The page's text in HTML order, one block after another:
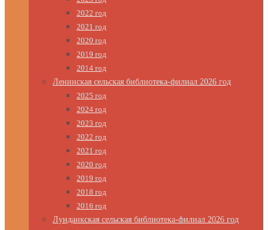
2022 год
2021 год
2020 год
2019 год
2014 год
Ленинская сельская библиотека-филиал 2026 год
2025 год
2024 год
2023 год
2022 год
2021 год
2020 год
2019 год
2018 год
2016 год
Лунданкская сельская библиотека-филиал 2026 год